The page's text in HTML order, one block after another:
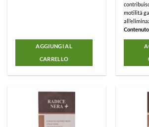
AGGIUNGI AL
CARRELLO
motilità